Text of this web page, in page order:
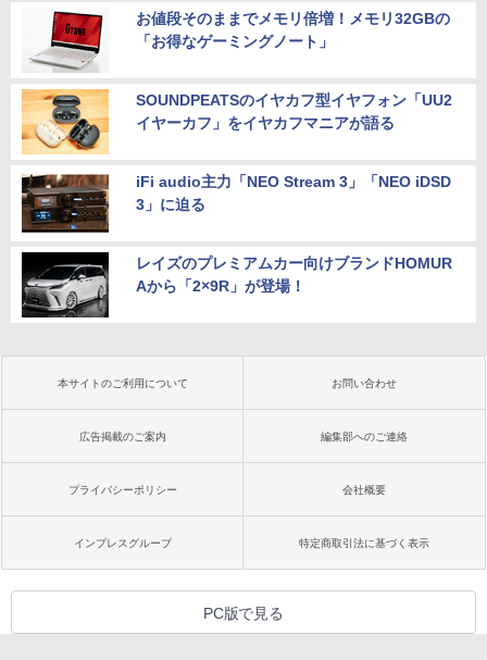
お値段そのままでメモリ倍増！メモリ32GBの
「お得なゲーミングノート」
SOUNDPEATSのイヤカフ型イヤフォン「UU2
イヤーカフ」をイヤカフマニアが語る
iFi audio主力「NEO Stream 3」「NEO iDSD
3」に迫る
レイズのプレミアムカー向けブランドHOMUR
Aから「2×9R」が登場！
本サイトのご利用について お問い合わせ
広告掲載のご案内 編集部へのご連絡
プライバシーポリシー 会社概要
インプレスグループ 特定商取引法に基づく表示
PC版で見る